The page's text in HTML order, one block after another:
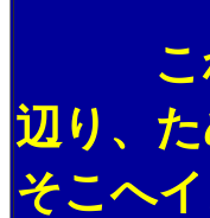
これ
辺り、
そこへ